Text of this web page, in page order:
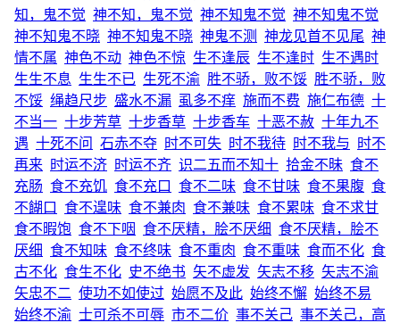
知，鬼不觉 神不知，鬼不觉 神不知鬼不觉 神不知鬼不觉
神不知鬼不晓 神不知鬼不晓 神鬼不测 神龙见首不见尾 神
情不属 神色不动 神色不惊 生不逢辰 生不逢时 生不遇时
生生不息 生生不已 生死不渝 胜不骄，败不馁 胜不骄，败
不馁 绳趋尺步 盛水不漏 虱多不痒 施而不费 施仁布德 十
不当一 十步芳草 十步香草 十步香车 十恶不赦 十年九不
遇 十死不问 石赤不夺 时不可失 时不我待 时不我与
时不
再来 时运不济 时运不齐 识二五而不知十 拾金不昧 食不
充肠 食不充饥 食不充口 食不二味 食不甘味 食不果腹 食
不餬口
食不遑味 食不兼肉 食不兼味 食不累味 食不求甘
食不暇饱 食不下咽 食不厌精，脍不厌细 食不厌精，脍不
厌细 食不知味 食不终味 食不重肉 食不重味 食而不化 食
古不化 食生不化 史不绝书 矢不虚发 矢志不移 矢志不渝
矢忠不二 使功不如使过 始愿不及此 始终不懈 始终不易
始终不渝 士可杀不可辱 市不二价 事不关己 事不关己，高